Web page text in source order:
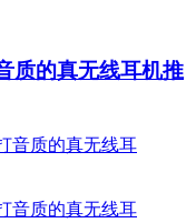
质的真无线耳机推